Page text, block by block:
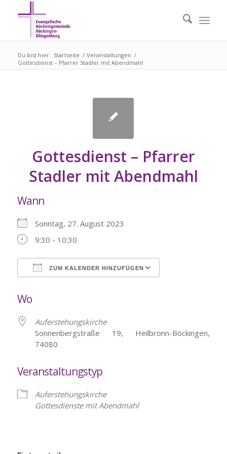
Du bist hier: Startseite / Veranstaltungen /
Gottesdienst – Pfarrer Stadler mit Abendmahl
Gottesdienst – Pfarrer
Stadler mit Abendmahl
Wann
Sonntag, 27. August 2023
9:30 - 10:30
ZUM KALENDER HINZUFÜGEN
Wo
Auferstehungskirche
Sonnenbergstraße 19, Heilbronn-Böckingen,
74080
Veranstaltungstyp
Auferstehungskirche
Gottesdienste mit Abendmahl